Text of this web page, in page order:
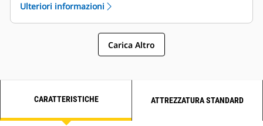
montaggio del motore senza compromettere le
prestazioni.
Opzioni completamente configurabili e unità di
alimentazione industriali (IPU) disponibili in fabbrica
costi di progettazione, convalida e
Ulteriori informazioni
Carica Altro
CARATTERISTICHE ATTREZZATURA STANDARD